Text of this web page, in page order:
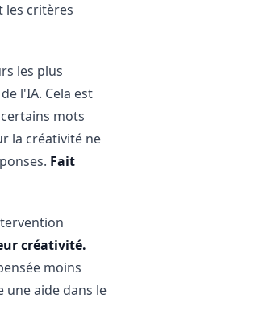
les critères
les plus
l'IA. Cela est
mots
la créativité ne
Fait
créativité.
moins
aide dans le